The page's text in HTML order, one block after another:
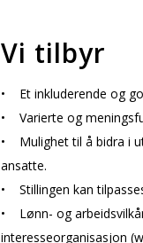
Vi tilbyr
• Et inkluderende og
• Varierte og
• Mulighet til å bidra i
ansatte.
• Stillingen kan
• Lønn- og
interesseorganisasjon